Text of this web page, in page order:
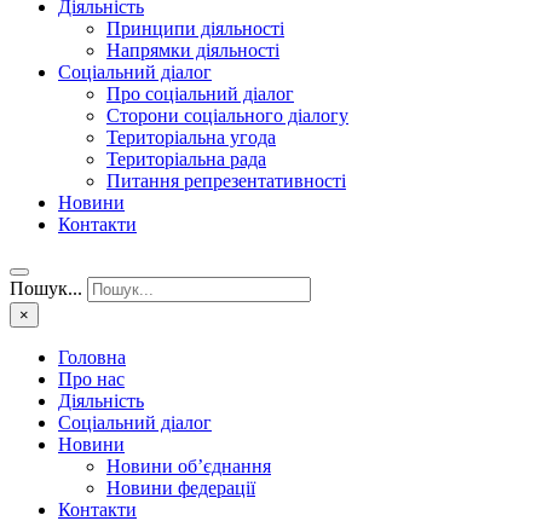
Діяльність
Принципи діяльності
Напрямки діяльності
Соціальний діалог
Про соціальний діалог
Сторони соціального діалогу
Територіальна угода
Територіальна рада
Питання репрезентативності
Новини
Контакти
Пошук...
×
Головна
Про нас
Діяльність
Соціальний діалог
Новини
Новини об’єднання
Новини федерації
Контакти